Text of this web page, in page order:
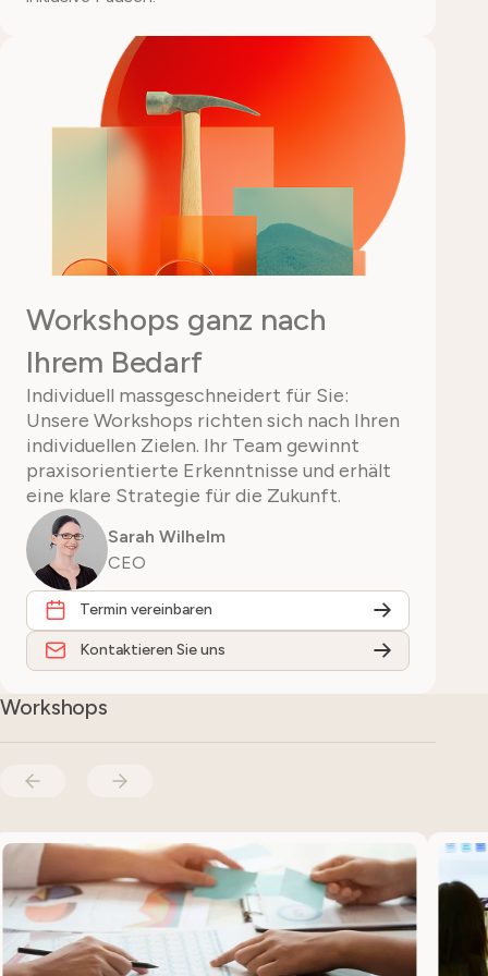
Workshops ganz nach
Ihrem Bedarf
Individuell massgeschneidert für Sie:
Unsere Workshops richten sich nach Ihren
individuellen Zielen. Ihr Team gewinnt
praxisorientierte Erkenntnisse und erhält
eine klare Strategie für die Zukunft.
Sarah Wilhelm
CEO
Termin vereinbaren
Kontaktieren Sie uns
Workshops